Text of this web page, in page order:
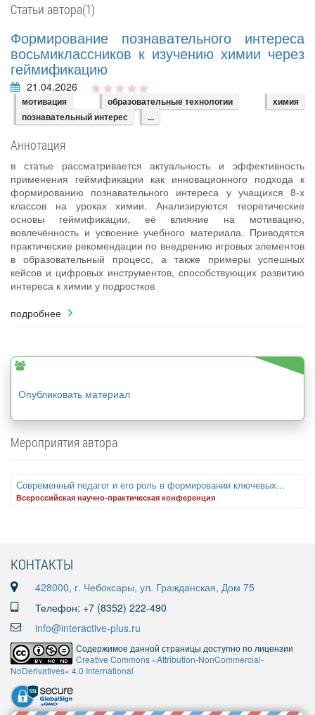
Статьи автора(1)
Формирование познавательного интереса
восьмиклассников к изучению химии через
геймификацию
21.04.2026
мотивация образовательные технологии
химия
познавательный интерес
...
Аннотация
в статье рассматривается актуальность и эффективность
применения геймификации как инновационного подхода к
формированию познавательного интереса у учащихся 8-х
классов на уроках химии. Анализируются теоретические
основы геймификации, её влияние на мотивацию,
вовлечённость и усвоение учебного материала. Приводятся
практические рекомендации по внедрению игровых элементов
в образовательный процесс, а также примеры успешных
кейсов и цифровых инструментов, способствующих развитию
интереса к химии у подростков
подробнее
Опубликовать материал
Мероприятия автора
Современный педагог и его роль в формировании ключевых...
Всероссийская научно-практическая конференция
КОНТАКТЫ
428000, г. Чебоксары, ул. Гражданская, Дом 75
Телефон: +7 (8352) 222-490
info@interactive-plus.ru
Содержимое данной страницы доступно по лицензии
Creative Commons «Attribution-NonCommercial-
NoDerivatives» 4.0 International